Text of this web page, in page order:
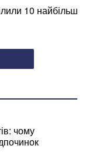
10 найбільш
чому